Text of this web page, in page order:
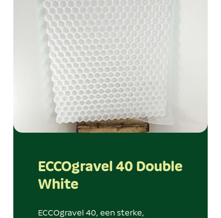
ECCOgravel 40 Double
White
ECCOgravel 40, een sterke,